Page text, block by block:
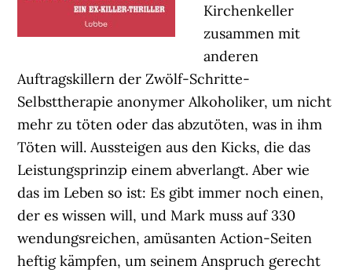
Kirchenkeller
zusammen mit
anderen
Auftragskillern der Zwölf-Schritte-
Selbsttherapie anonymer Alkoholiker, um nicht
mehr zu töten oder das abzutöten, was in ihm
Töten will. Aussteigen aus den Kicks, die das
Leistungsprinzip einem abverlangt. Aber wie
das im Leben so ist: Es gibt immer noch einen,
der es wissen will, und Mark muss auf 330
wendungsreichen, amüsanten Action-Seiten
heftig kämpfen, um seinem Anspruch gerecht